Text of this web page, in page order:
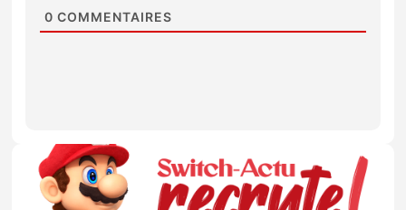
0 COMMENTAIRES